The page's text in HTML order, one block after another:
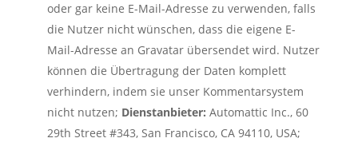
oder gar keine E-Mail-Adresse zu verwenden, falls
die Nutzer nicht wünschen, dass die eigene E-
Mail-Adresse an Gravatar übersendet wird. Nutzer
können die Übertragung der Daten komplett
verhindern, indem sie unser Kommentarsystem
nicht nutzen; Dienstanbieter: Automattic Inc., 60
29th Street #343, San Francisco, CA 94110, USA;